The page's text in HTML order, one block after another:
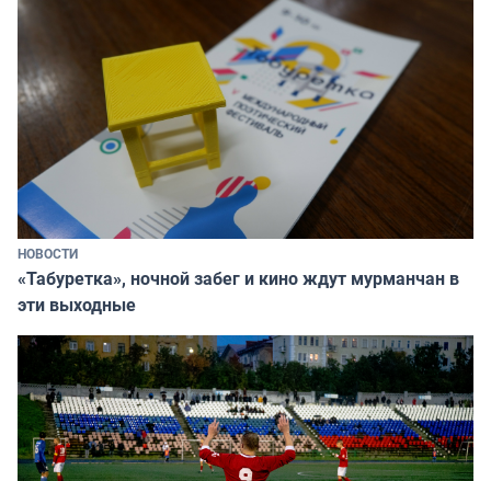
НОВОСТИ
«Табуретка», ночной забег и кино ждут мурманчан в
эти выходные